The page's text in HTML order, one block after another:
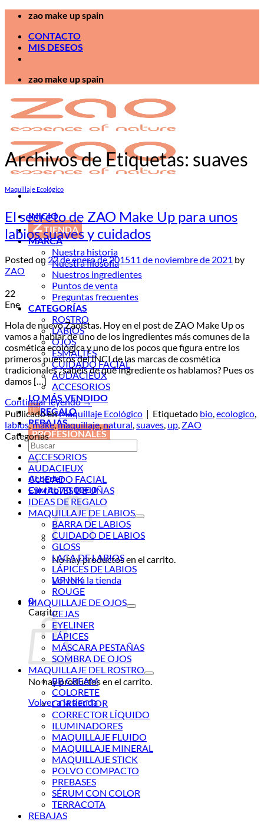
Saltar
contenido
zao make up spain
CONTACTO
MIS DESEOS
zao make up spain
INICIO
TIENDA
MARCA
Nuestra historia
Nuestra filosofía
Nuestros ingredientes
Puntos de venta
Preguntas frecuentes
CATEGORÍAS
ROSTRO
LABIOS
OJOS
ESMALTES
CUIDADO FACIAL
AUDACIEUX
ACCESORIOS
LO MÁS VENDIDO
REGALO
REBAJAS
PROFESIONALES
Buscar
por:
Acceder
Carrito /0,00€0
No hay productos en el carrito.
Volver a la tienda
0
Carrito
No hay productos en el carrito.
Volver a la tienda
Archivos de Etiquetas: suaves
Maquillaje Ecológico
El secreto de ZAO Make Up para unos
labios suaves y cuidados
Posted on 22 de enero de 201511 de noviembre de 2021 by
ZAO
22
Ene
Hola de nuevo Zaoístas. Hoy en el post de ZAO Make Up os
vamos a hablar de uno de los ingredientes más comunes de la
cosmética ecológica y uno de los pocos que figura entre los
primeros puestos del INCI de las marcas de cosmética
tradicionales ¿sabéis de qué ingrediente os hablamos? Pues os
damos […]
Continuar leyendo→
Publicado enMaquillaje Ecológico | Etiquetado bio,ecologico,
labios,make,maquillaje,natural,suaves, up, ZAO
Categorías
ACCESORIOS
AUDACIEUX
CUIDADO FACIAL
ESMALTES DE UÑAS
IDEAS DE REGALO
MAQUILLAJE DE LABIOS
BARRA DE LABIOS
CUIDADO DE LABIOS
GLOSS
LACA DE LABIOS
LÁPICES DE LABIOS
LIP INK
ROUGE
MAQUILLAJE DE OJOS
CEJAS
EYELINER
LÁPICES
MÁSCARA PESTAÑAS
SOMBRA DE OJOS
MAQUILLAJE DEL ROSTRO
BB CREAM
COLORETE
CORRECTOR
CORRECTOR LÍQUIDO
ILUMINADORES
MAQUILLAJE FLUIDO
MAQUILLAJE MINERAL
MAQUILLAJE STICK
POLVO COMPACTO
PREBASES
SÉRUM CON COLOR
TERRACOTA
REBAJAS